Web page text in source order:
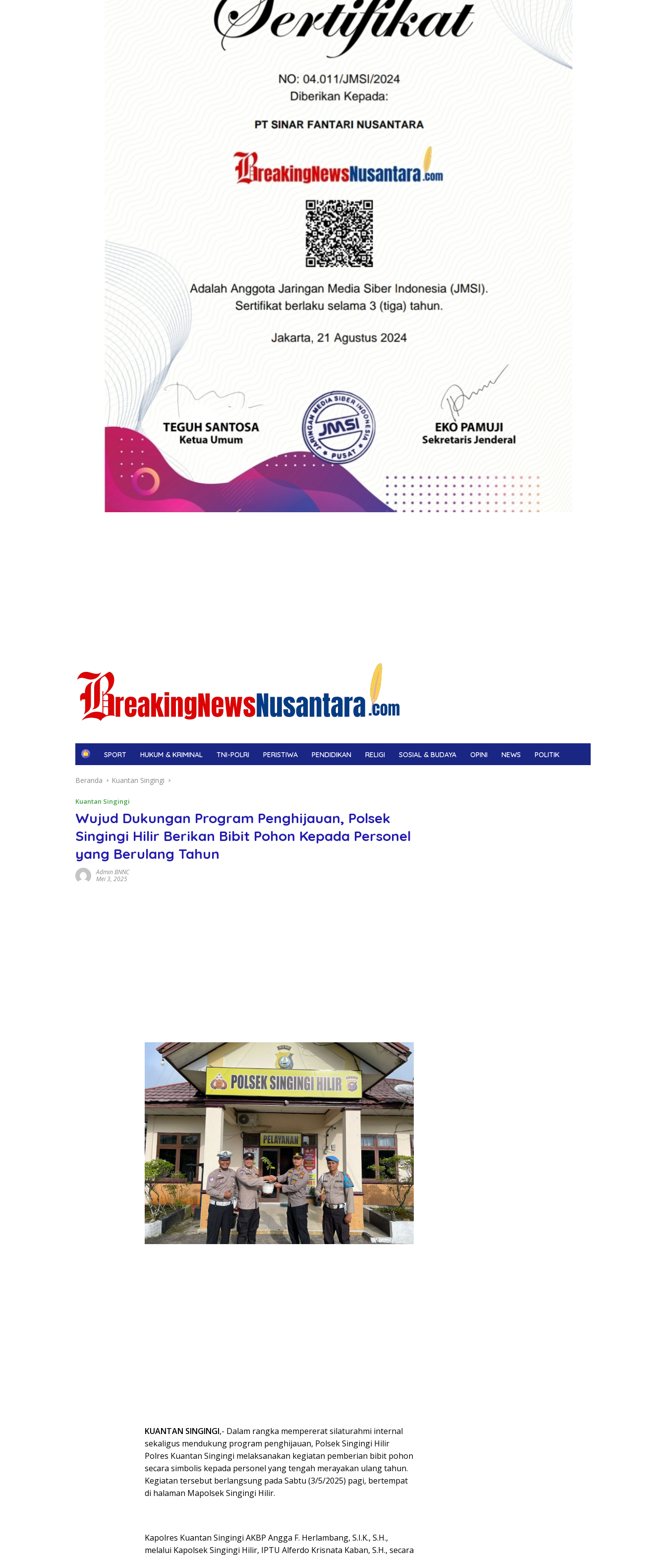
H
e
SPORT HUKUM & KRIMINAL TNI-POLRI PERISTIWA PENDIDIKAN RELIGI SOSIAL & BUDAYA OPINI NEWS POLITIK
Beranda Kuantan Singingi
Kuantan Singingi
Wujud Dukungan Program Penghijauan, Polsek
Singingi Hilir Berikan Bibit Pohon Kepada Personel
yang Berulang Tahun
Admin BNNC
Mei 3, 2025
KUANTAN SINGINGI,- Dalam rangka mempererat silaturahmi internal
sekaligus mendukung program penghijauan, Polsek Singingi Hilir
Polres Kuantan Singingi melaksanakan kegiatan pemberian bibit pohon
secara simbolis kepada personel yang tengah merayakan ulang tahun.
Kegiatan tersebut berlangsung pada Sabtu (3/5/2025) pagi, bertempat
di halaman Mapolsek Singingi Hilir.
Kapolres Kuantan Singingi AKBP Angga F. Herlambang, S.I.K., S.H.,
melalui Kapolsek Singingi Hilir, IPTU Alferdo Krisnata Kaban, S.H., secara